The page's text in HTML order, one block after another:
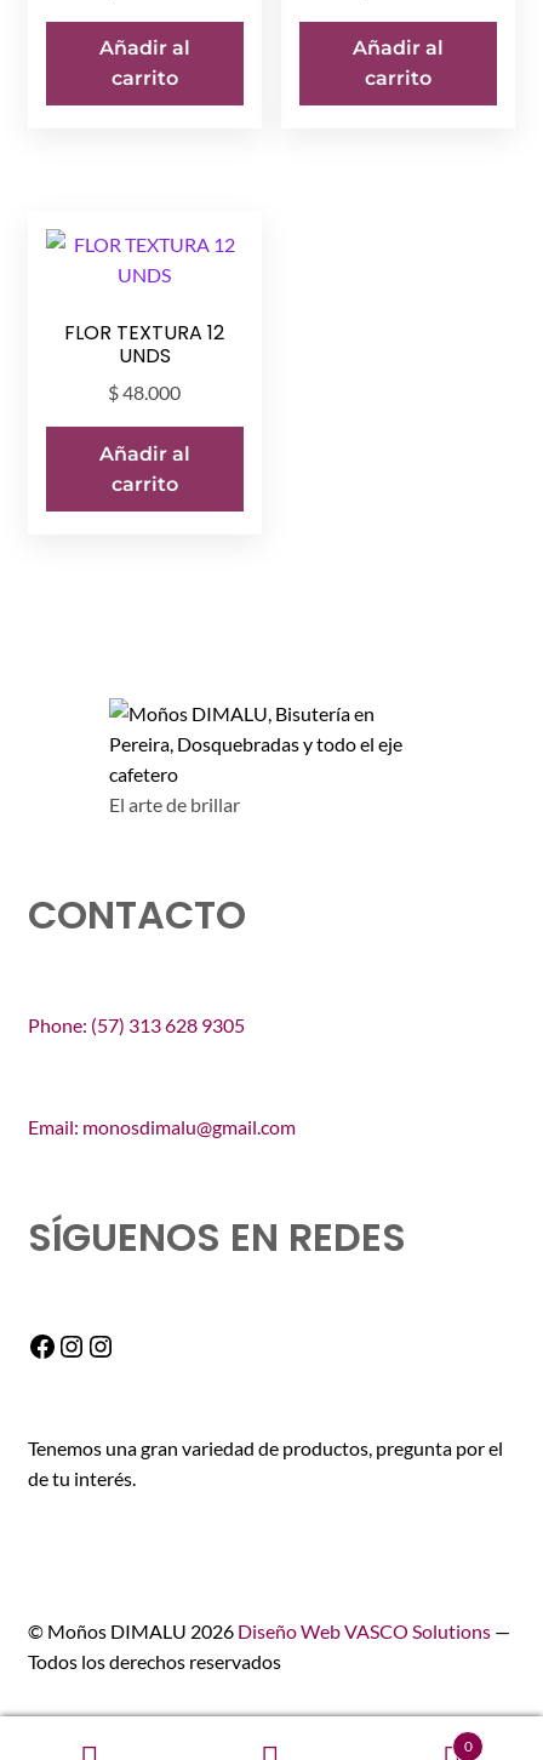
Añadir al
carrito
Añadir al
carrito
FLOR TEXTURA 12
UNDS
$48.000
Añadir al
carrito
El arte de brillar
CONTACTO
Phone: (57) 313 628 9305
Email: monosdimalu@gmail.com
SÍGUENOS EN REDES
Facebook
Instagram
Instagram
Tenemos una gran variedad de productos, pregunta por el
de tu interés.
© Moños DIMALU 2026 Diseño Web VASCO Solutions —
Todos los derechos reservados
0